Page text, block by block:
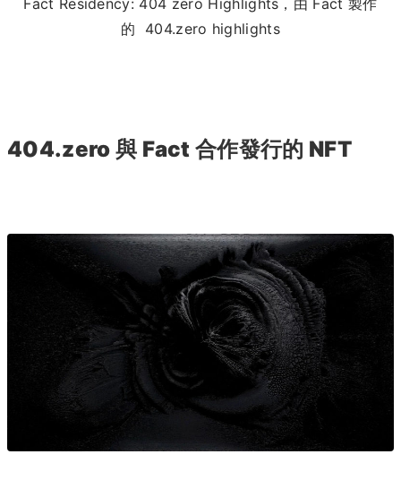
Fact Residency: 404 zero Highlights，由 Fact 製作
的 404.zero highlights
404.zero 與 Fact 合作發行的 NFT